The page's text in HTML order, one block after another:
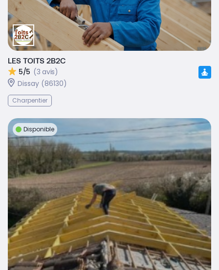
LES TOITS 2B2C
5/5 (3 avis)
Dissay (86130)
Charpentier
Disponible